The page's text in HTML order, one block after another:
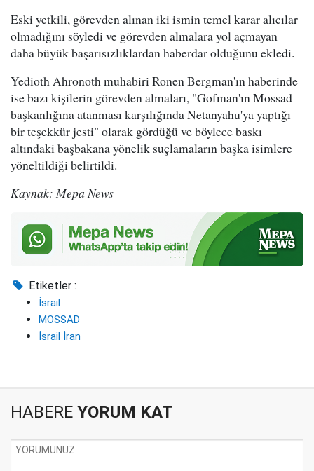
Eski yetkili, görevden alınan iki ismin temel karar alıcılar
olmadığını söyledi ve görevden almalara yol açmayan
daha büyük başarısızlıklardan haberdar olduğunu ekledi.
Yedioth Ahronoth muhabiri Ronen Bergman'ın haberinde
ise bazı kişilerin görevden almaları, "Gofman'ın Mossad
başkanlığına atanması karşılığında Netanyahu'ya yaptığı
bir teşekkür jesti" olarak gördüğü ve böylece baskı
altındaki başbakana yönelik suçlamaların başka isimlere
yöneltildiği belirtildi.
Kaynak: Mepa News
Etiketler :
İsrail
MOSSAD
İsrail İran
HABERE YORUM KAT